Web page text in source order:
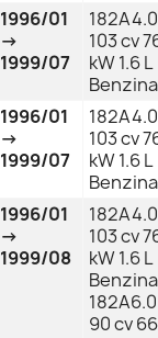
1996/01
→
1999/07
103 cv
kW 1.6 L
Benzina
1996/01
→
1999/07
103 cv
kW 1.6 L
Benzina
1996/01
→
1999/08
103 cv
kW 1.6 L
Benzina
90 cv 66